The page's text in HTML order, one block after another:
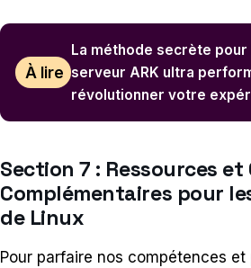
À lire
La méthode secrète
serveur ARK ultra
révolutionner votre
Section 7 : Ressources et
Complémentaires pour
de Linux
Pour parfaire nos compétences